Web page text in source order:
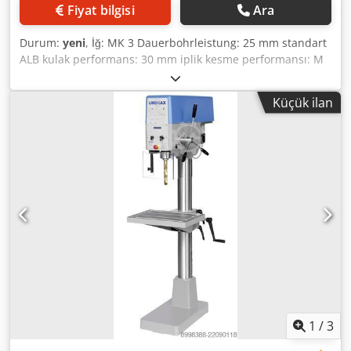
Fiyat bilgisi Ara
Durum: yeni, İğ: MK 3 Dauerbohrleistung: 25 mm standart
ALB kulak performans: 30 mm iplik kesme performansı: M
Delme derinliği 20: 125 mm projeksiyon: 260 mm mil/tablo:
90-840 mm masa yüzeyi: 500 x 365 mm sütun çap: 110 mm
Toplam yükseklik: 1,855 mm ağırlık: 250 kg motor kutup
kayması bar: 0.8/1.5 kW iğ hızları sürekli değişken aralığı :
80-1.440 min-1 aralığı: 180 - 3.200 min-1 dijital ekran
standart olarak hız için. Dedob Eli Hjpfx Aptjkr
Küçük ilan
1 /3